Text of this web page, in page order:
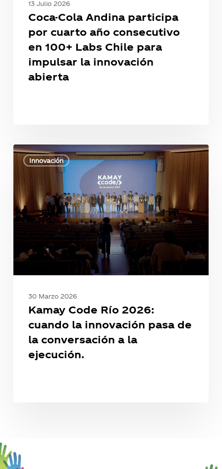
impulsar
innovación
abierta
13 Julio 2026
Coca-Cola Andina participa
por cuarto año consecutivo
en 100+ Labs Chile para
impulsar la innovación
abierta
Innovación
Kamay
Code
Río
2026:
cuando
la
innovación
la
ejecución.
30 Marzo 2026
Kamay Code Río 2026:
cuando la innovación pasa de
la conversación a la
ejecución.